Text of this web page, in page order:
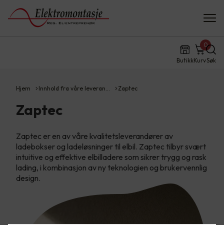
ButikkKurv
0
Søk
Hjem Innhold fra våre leveran… Zaptec
Zaptec
Zaptec er en av våre kvalitetsleverandører av
ladebokser og ladeløsninger til elbil. Zaptec tilbyr svært
intuitive og effektive elbilladere som sikrer trygg og rask
lading, i kombinasjon av ny teknologien og brukervennlig
design.